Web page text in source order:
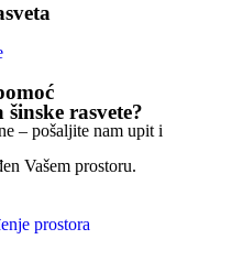
rasvete?
– pošaljite nam upit i
Vašem prostoru.
prostora